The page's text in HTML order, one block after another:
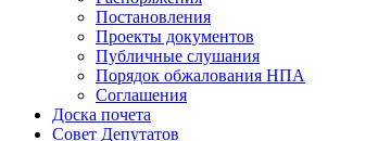
Постановления
Проекты документов
Публичные слушания
Порядок обжалования НПА
Соглашения
Доска почета
Совет Депутатов